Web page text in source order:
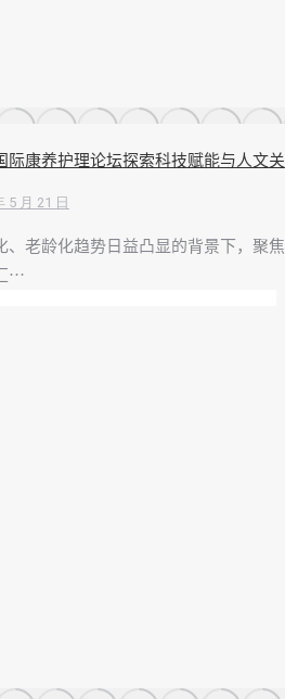
际康养护理论坛探索科技赋能与人文
5 月 21 日
、老龄化趋势日益凸显的背景下，聚
…